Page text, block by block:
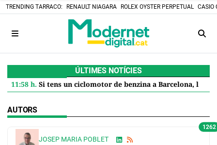
TRENDING TARRACO: RENAULT NIAGARA ROLEX OYSTER PERPETUAL CASIO
ÚLTIMES NOTÍCIES
11:58 h. Si tens un ciclomotor de benzina a Barcelona, l'Ajuntament et paga 600 euros per jubilar-lo: així es demana l'ajuda
AUTORS
JOSEP MARIA POBLET
1262